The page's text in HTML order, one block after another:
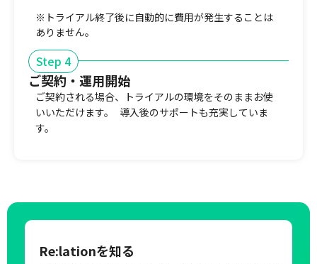
※トライアル終了後に自動的に費用が発生することは
ありません。
Step 4
ご契約・運用開始
ご契約される場合、トライアルの環境をそのままお使
いいただけます。 導入後のサポートも充実していま
す。
Re:lationを知る